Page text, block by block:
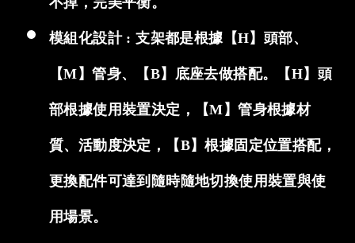
模組化設計 : 支架都是根據【H】頭部、
【M】管身、【B】底座去做搭配。【H】頭
部根據使用裝置決定，【M】管身根據材
質、活動度決定，【B】根據固定位置搭配，
更換配件可達到隨時隨地切換使用裝置與使
用場景。